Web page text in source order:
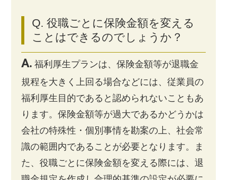
Q. 役職ごとに保険金額を変える
ことはできるのでしょうか？
A. 福利厚生プランは、保険金額等が退職金
規程を大きく上回る場合などには、従業員の
福利厚生目的であると認められないこともあ
ります。保険金額等が過大であるかどうかは
会社の特殊性・個別事情を勘案の上、社会常
識の範囲内であることが必要となります。ま
た、役職ごとに保険金額を変える際には、退